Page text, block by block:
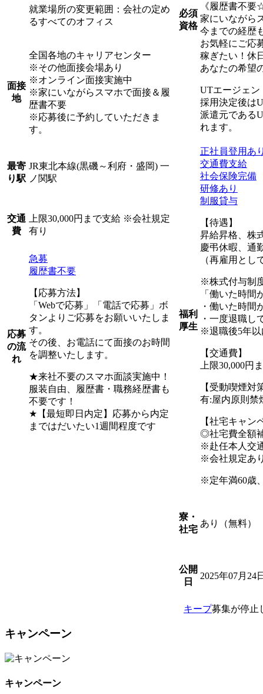
就業場所の変更範囲：会社の定め
るすべてのオフィス
面接
地
全国各地のキャリアセンター
※その他面接会場あり
※オンライン面接実施中
※家にいながらスマホで面接＆履
歴書不要
※応募後に予約していただきま
す。
最寄
り駅
JR東北本線(黒磯～利府・盛岡) 一
ノ関駅
交通
費
上限30,000円まで支給 ※会社規定
有り
応募
の流
れ
急募
履歴書不要
【応募方法】
「Webで応募」「電話で応募」ボ
タンよりご応募をお願いいたしま
す。
その後、お電話にて面接のお時間
を調整いたします。
★来社不要のスマホ面談実施中！
服装自由、履歴書・職務経歴書も
不要です！
★【最短即日内定】応募から内定
まではだいたい1週間程度です
必須
資格
《履歴書不要
家にいながら
今までの経歴
お気軽にご応
稼ぎたい！休
あなたの希望
UTエージェン
採用決定後は
派遣元である
れます。
福利
厚生
正社員登用あり
交通費支給
社会保険完備
研修あり
制服貸与
【待遇】
昇給昇格、株
慶弔休暇、通
（再雇用とし
※株式付与制
「働いた時間
・働いた時間
・一度退職
※退職後5年以
【交通費】
上限30,000円
【受動喫煙対
有:屋内原則禁
【社宅キャン
◎社宅費全額
※赴任本人交
※会社規定あり
※定年満60歳
寮・
社宅
あり（無料）
公開
日
2025年07月24日
キープ募集が停止
キャンペーン
キャンペーン